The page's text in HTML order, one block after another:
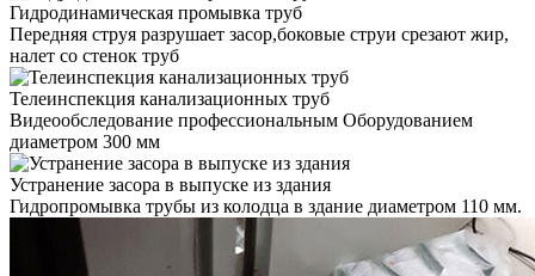
Гидродинамическая промывка труб
Передняя струя разрушает засор,боковые струи срезают жир,
налет со стенок труб
Телеинспекция канализационных труб
Видеообследование профессиональным Оборудованием
диаметром 300 мм
Устранение засора в выпуске из здания
Гидропромывка трубы из колодца в здание диаметром 110 мм.